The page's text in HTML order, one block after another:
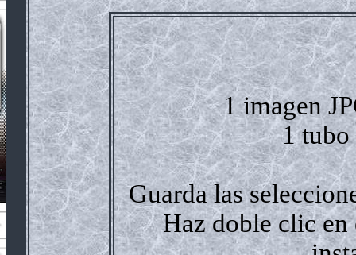
1 imagen
1 tubo
Guarda las
Haz doble clic en